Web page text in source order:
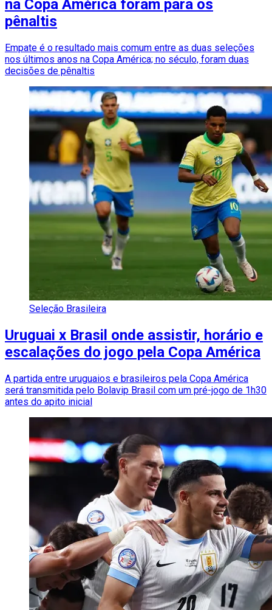
na Copa América foram para os
pênaltis
Empate é o resultado mais comum entre as duas seleções
nos últimos anos na Copa América; no século, foram duas
decisões de pênaltis
Seleção Brasileira
Uruguai x Brasil onde assistir, horário e
escalações do jogo pela Copa América
A partida entre uruguaios e brasileiros pela Copa América
será transmitida pelo Bolavip Brasil com um pré-jogo de 1h30
antes do apito inicial